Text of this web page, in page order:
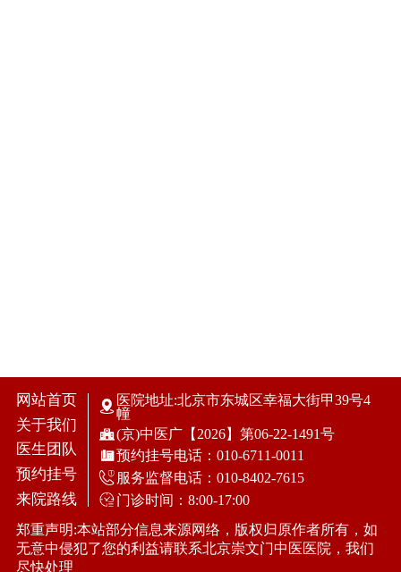
网站首页
关于我们
医生团队
预约挂号
来院路线
医院地址:北京市东城区幸福大街甲39号4
幢
(京)中医广【2026】第06-22-1491号
预约挂号电话：010-6711-0011
服务监督电话：010-8402-7615
门诊时间：8:00-17:00
郑重声明:本站部分信息来源网络，版权归原作者所有，如
无意中侵犯了您的利益请联系北京崇文门中医医院，我们
尽快处理